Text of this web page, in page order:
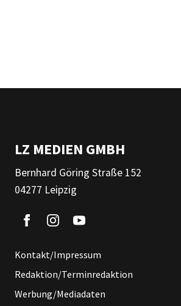
LZ MEDIEN GMBH
Bernhard Göring Straße 152
04277 Leipzig
Kontakt/Impressum
Redaktion/Terminredaktion
Werbung/Mediadaten